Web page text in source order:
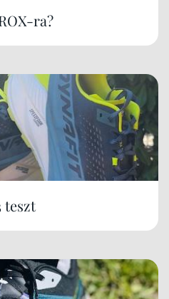
ra?
teszt